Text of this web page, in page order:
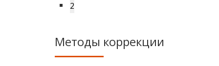
2
Методы коррекции